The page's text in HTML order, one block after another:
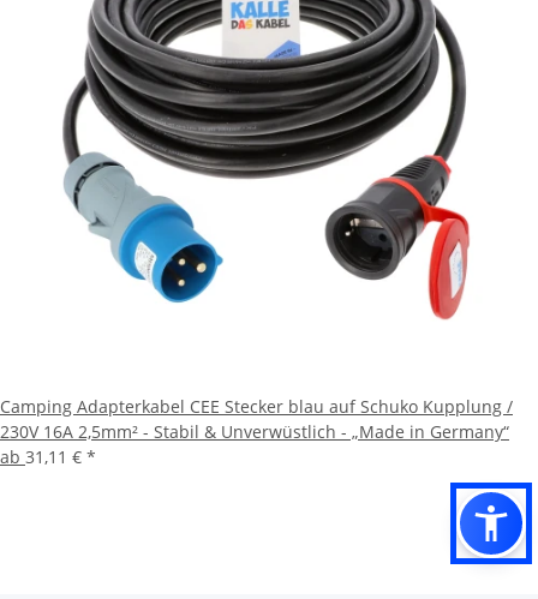
Camping Adapterkabel CEE Stecker blau auf Schuko Kupplung /
230V 16A 2,5mm² - Stabil & Unverwüstlich - „Made in Germany“
ab 31,11 € *